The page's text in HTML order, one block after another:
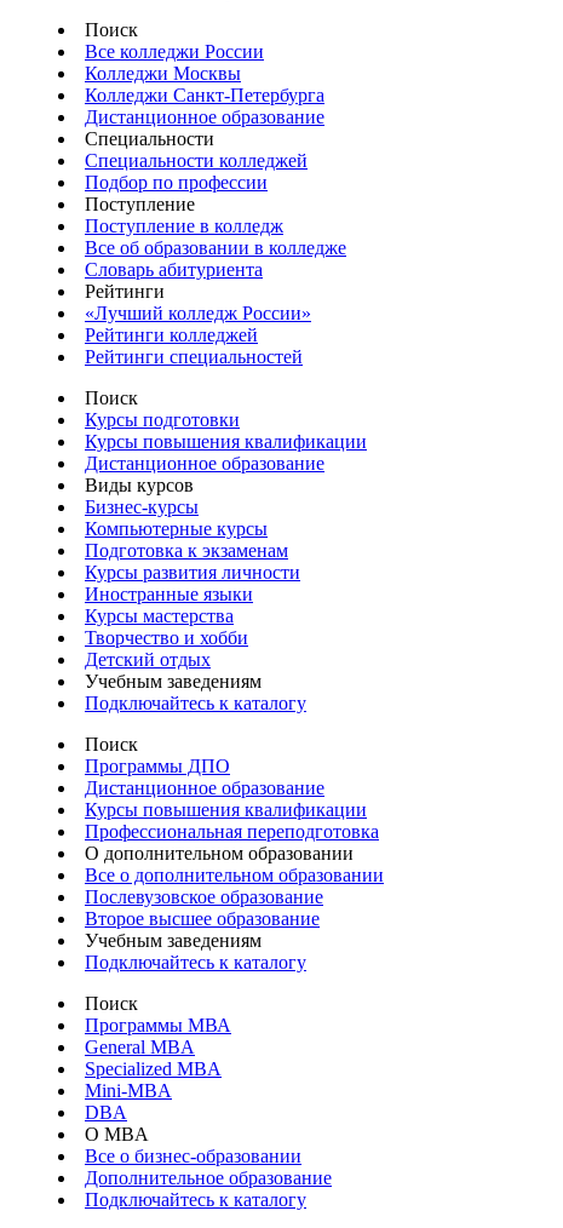
Поиск
Все колледжи России
Колледжи Москвы
Колледжи Санкт-Петербурга
Дистанционное образование
Специальности
Специальности колледжей
Подбор по профессии
Поступление
Поступление в колледж
Все об образовании в колледже
Словарь абитуриента
Рейтинги
«Лучший колледж России»
Рейтинги колледжей
Рейтинги специальностей
Поиск
Курсы подготовки
Курсы повышения квалификации
Дистанционное образование
Виды курсов
Бизнес-курсы
Компьютерные курсы
Подготовка к экзаменам
Курсы развития личности
Иностранные языки
Курсы мастерства
Творчество и хобби
Детский отдых
Учебным заведениям
Подключайтесь к каталогу
Поиск
Программы ДПО
Дистанционное образование
Курсы повышения квалификации
Профессиональная переподготовка
О дополнительном образовании
Все о дополнительном образовании
Послевузовское образование
Второе высшее образование
Учебным заведениям
Подключайтесь к каталогу
Поиск
Программы МВА
General MBA
Specialized MBA
Mini-MBA
DBA
О MBA
Все о бизнес-образовании
Дополнительное образование
Подключайтесь к каталогу